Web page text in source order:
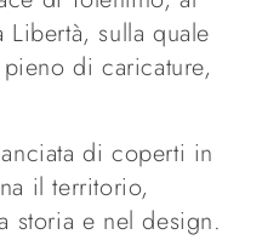
sulla quale
di caricature,
di coperti in
il territorio,
storia e nel design.